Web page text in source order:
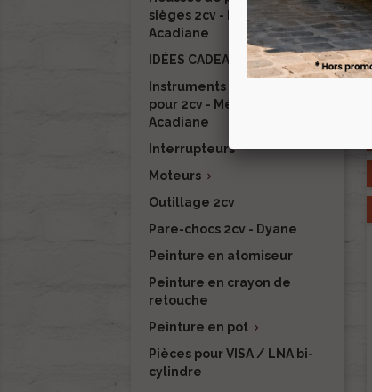
sièges 2cv - Dyane -
Acadiane
IDÉES CADEAUX
Instruments de mesure
pour 2cv - Méhari - Dyane -
Acadiane
Interrupteurs
Moteurs 
Outillage 2cv
Pare-chocs 2cv - Dyane
Peinture en atomiseur
Peinture en crayon de
retouche
Peinture en pot 
Pièces pour VISA / LNA bi-
cylindre